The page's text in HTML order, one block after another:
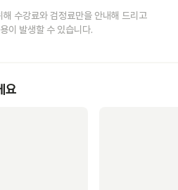
수강료와 검정료만을 안내해 드리고
이 발생할 수 있습니다.
요